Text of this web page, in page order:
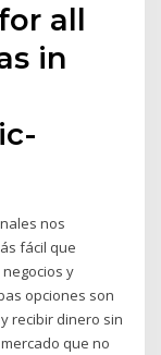
all
in
nos
fácil que
y
opciones son
recibir dinero sin
que no